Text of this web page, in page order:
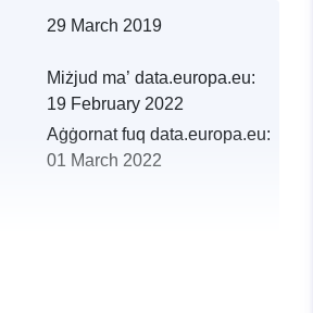
29 March 2019
Miżjud ma’ data.europa.eu:
19 February 2022
Aġġornat fuq data.europa.eu:
01 March 2022